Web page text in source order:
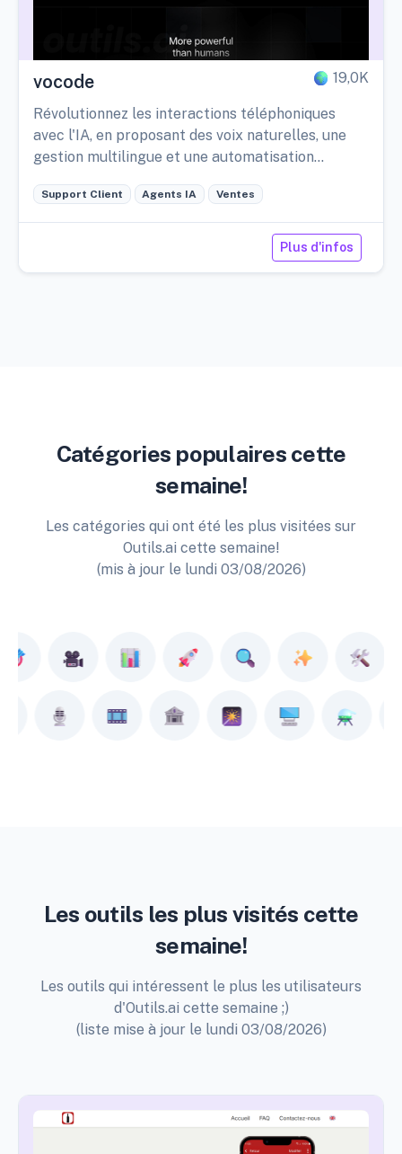
vocode 19,0K
Révolutionnez les interactions téléphoniques
avec l'IA, en proposant des voix naturelles, une
gestion multilingue et une automatisation
Support Client Agents IA Ventes
Plus d'infos
Catégories populaires cette
semaine!
Les catégories qui ont été les plus visitées sur
Outils.ai cette semaine!
(mis à jour le lundi 03/08/2026)
Les outils les plus visités cette
semaine!
Les outils qui intéressent le plus les utilisateurs
d'Outils.ai cette semaine ;)
(liste mise à jour le lundi 03/08/2026)